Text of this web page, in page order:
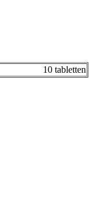
10 tabletten